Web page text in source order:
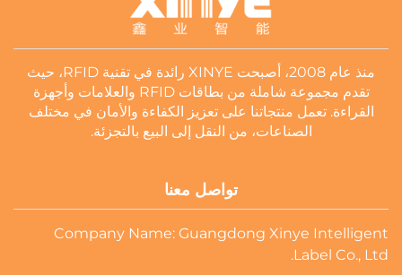
منذ عام 2008، أصبحت XINYE رائدة في تقنية RFID، حيث
تقدم مجموعة شاملة من بطاقات RFID والعلامات وأجهزة
القراءة. تعمل منتجاتنا على تعزيز الكفاءة والأمان في مختلف
الصناعات، من النقل إلى البيع بالتجزئة.
تواصل معنا
Company Name: Guangdong Xinye Intelligent
Label Co., Ltd.